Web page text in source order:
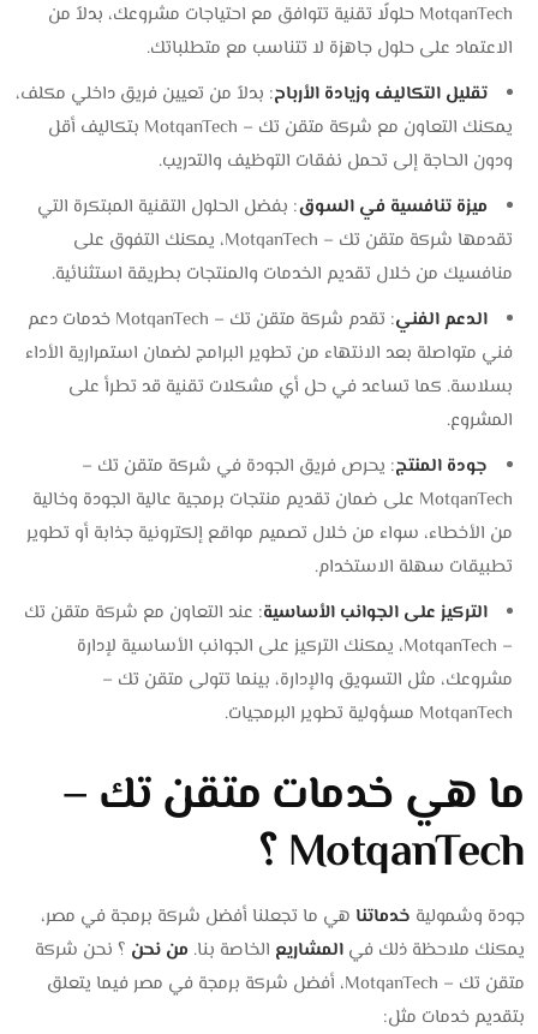
MotqanTech حلولًا تقنية تتوافق مع احتياجات مشروعك، بدلاً من
الاعتماد على حلول جاهزة لا تتناسب مع متطلباتك.
تقليل التكاليف وزيادة الأرباح: بدلاً من تعيين فريق داخلي مكلف،
يمكنك التعاون مع شركة متقن تك – MotqanTech بتكاليف أقل
ودون الحاجة إلى تحمل نفقات التوظيف والتدريب.
ميزة تنافسية في السوق: بفضل الحلول التقنية المبتكرة التي
تقدمها شركة متقن تك – MotqanTech، يمكنك التفوق على
منافسيك من خلال تقديم الخدمات والمنتجات بطريقة استثنائية.
الدعم الفني
: تقدم شركة متقن تك – MotqanTech خدمات دعم
فني متواصلة بعد الانتهاء من تطوير البرامج لضمان استمرارية الأداء
بسلاسة. كما تساعد في حل أي مشكلات تقنية قد تطرأ على
المشروع.
جودة المنتج: يحرص فريق الجودة في شركة متقن تك –
MotqanTech على ضمان تقديم منتجات برمجية عالية الجودة وخالية
من الأخطاء، سواء من خلال تصميم مواقع إلكترونية جذابة أو تطوير
تطبيقات سهلة الاستخدام.
التركيز على الجوانب الأساسية: عند التعاون مع شركة متقن تك
– MotqanTech، يمكنك التركيز على الجوانب الأساسية لإدارة
مشروعك، مثل التسويق والإدارة، بينما تتولى متقن تك –
MotqanTech مسؤولية تطوير البرمجيات.
ما هي خدمات متقن تك –
MotqanTech ؟
جودة وشمولية خدماتنا هي ما تجعلنا أفضل شركة برمجة في مصر،
يمكنك ملاحظة ذلك فيالمشاريع الخاصة بنا. من نحن ؟ نحن شركة
متقن تك – MotqanTech، أفضل شركة برمجة في مصر فيما يتعلق
بتقديم خدمات مثل: